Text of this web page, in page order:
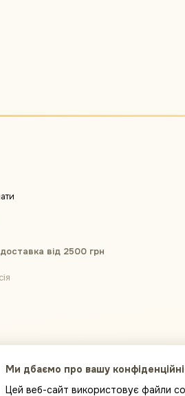
від 2500 грн
Ми дбаємо про вашу
Цей веб-сайт використовує файли